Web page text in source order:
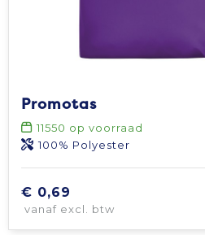
Promotas
11550 op voorraad
100% Polyester
€ 0,69
vanaf excl. btw